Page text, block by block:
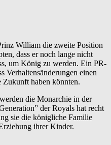
William die zweite Position
dass er noch lange nicht
um König zu werden. Ein PR-
Verhaltensänderungen einen
Zukunft haben könnten.
die Monarchie in der
der Royals hat recht
sie die königliche Familie
ihrer Kinder.